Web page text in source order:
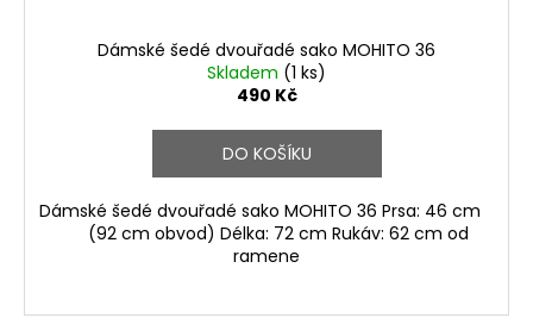
Dámské šedé dvouřadé sako MOHITO 36
Skladem (1 ks)
490 Kč
DO KOŠÍKU
Dámské šedé dvouřadé sako MOHITO 36 Prsa: 46 cm
(92 cm obvod) Délka: 72 cm Rukáv: 62 cm od
ramene